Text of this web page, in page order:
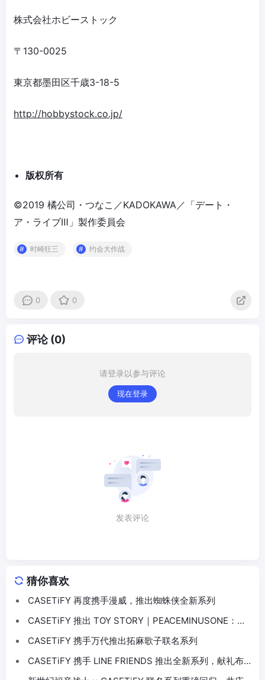
株式会社ホビーストック
〒130-0025
東京都墨田区千歳3-18-5
http://hobbystock.co.jp/
版权所有
©2019 橘公司・つなこ／KADOKAWA／「デート・
ア・ライブⅢ」製作委員会
时崎狂三 约会大作战
0 0
评论 (0)
请登录以参与评论
现在登录
发表评论
猜你喜欢
CASETiFY 再度携手漫威，推出蜘蛛侠全新系列
CASETiFY 推出 TOY STORY｜PEACEMINUSONE：
CASETiFY 携手万代推出拓麻歌子联名系列
CASETiFY 携手 LINE FRIENDS 推出全新系列，献礼布